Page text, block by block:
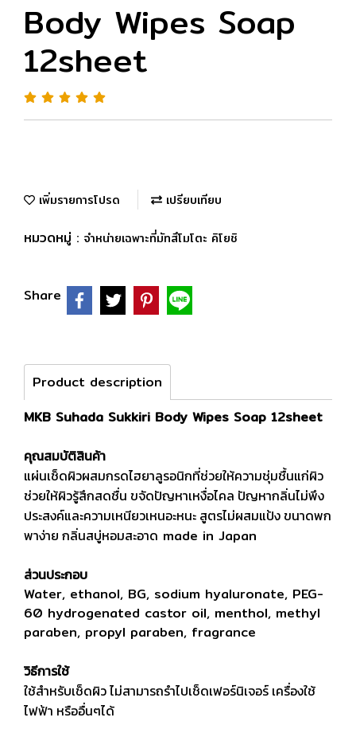
Body Wipes Soap
12sheet
เพิ่มรายการโปรด เปรียบเทียบ
หมวดหมู่ : จำหน่ายเฉพาะที่มัทสึโมโตะ คิโยชิ
Share
Product description
MKB Suhada Sukkiri Body Wipes Soap 12sheet
คุณสมบัติสินค้า
แผ่นเช็ดผิวผสมกรดไฮยาลูรอนิกที่ช่วยให้ความชุ่มชื้นแก่ผิว
ช่วยให้ผิวรู้สึกสดชื่น ขจัดปัญหาเหงื่อไคล ปัญหากลิ่นไม่พึง
ประสงค์และความเหนียวเหนอะหนะ สูตรไม่ผสมแป้ง ขนาดพก
พาง่าย กลิ่นสบู่หอมสะอาด made in Japan
ส่วนประกอบ
Water, ethanol, BG, sodium hyaluronate, PEG-
60 hydrogenated castor oil, menthol, methyl
paraben, propyl paraben, fragrance
วิธีการใช้
ใช้สำหรับเช็ดผิว ไม่สามารถรำไปเช็ดเฟอร์นิเจอร์ เครื่องใช้
ไฟฟ้า หรืออื่นๆได้